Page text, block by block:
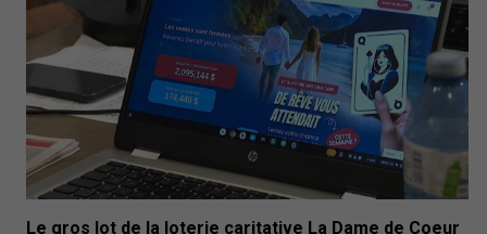
Le gros lot de la loterie caritative La Dame de Coeur